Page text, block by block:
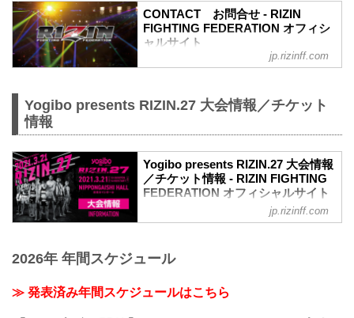
順番となります。
※予約流れや演出の変更などで前後する
場合があります。
※選手応援シートは大会毎に異なり、こ
の順番には含まれていません。
CONTACT お問合せ - RIZIN
FIGHTING FEDERATION オフィシ
ャルサイト
RIZIN FIGHTING FEDERATION オフィシ
「RIZIN FIGHTING FEDERATION」（ラ
ン）の情報・加盟団体について発信して
いきます。
jp.rizinff.com
Yogibo presents RIZIN.27 大会情報／チケット
情報
Yogibo presents RIZIN.27 大会情報
／チケット情報 - RIZIN FIGHTING
FEDERATION オフィシャルサイト
日時
／14:00開始（予定）
jp.rizinff.com
2026年 年間スケジュール
≫ 発表済み年間スケジュールはこちら